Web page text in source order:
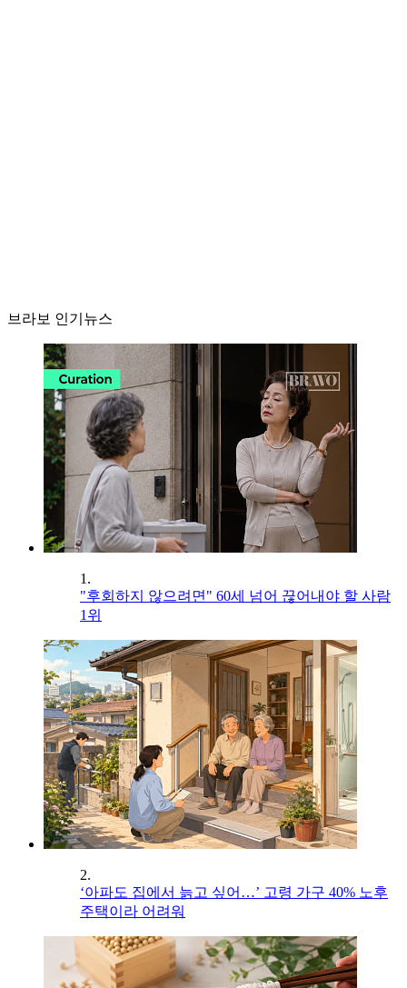
브라보 인기뉴스
1.
"후회하지 않으려면" 60세 넘어 끊어내야 할 사람
1위
2.
‘아파도 집에서 늙고 싶어…’ 고령 가구 40% 노후
주택이라 어려워